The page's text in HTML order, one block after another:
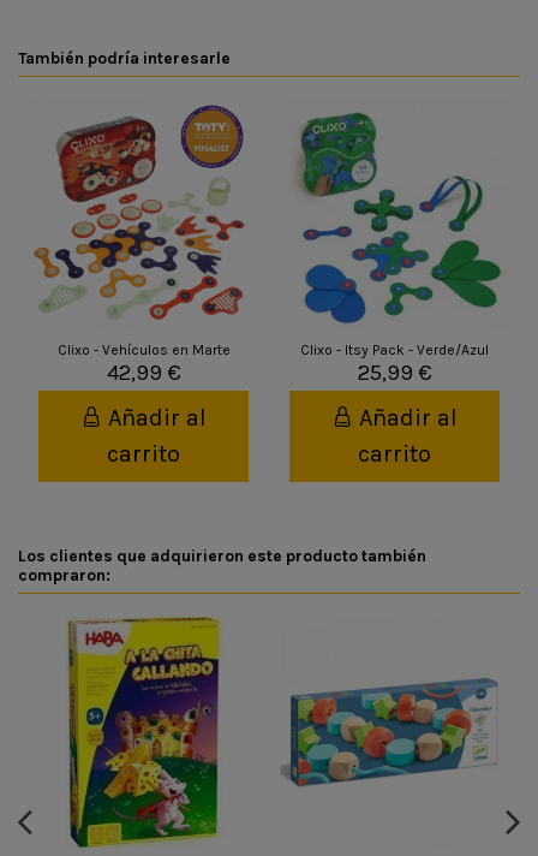
También podría interesarle
Clixo - Vehículos en Marte
42,99 €
Añadir al
carrito
Clixo - Itsy Pack - Verde/Azul
25,99 €
Añadir al
carrito
Los clientes que adquirieron este producto también
compraron: